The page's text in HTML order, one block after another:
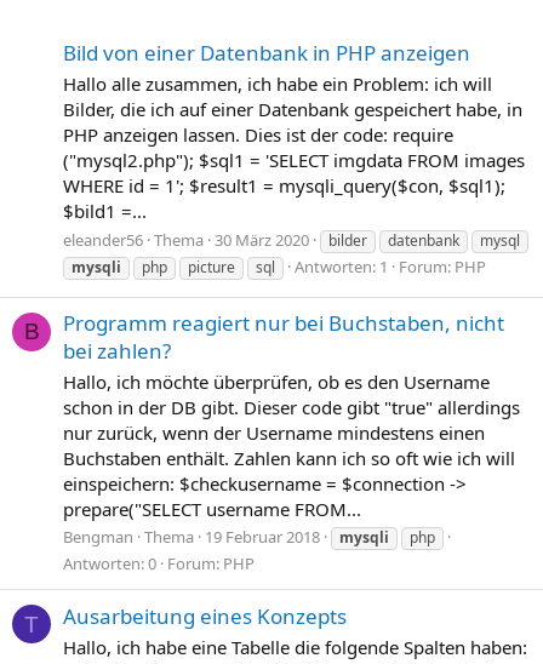
Bild von einer Datenbank in PHP anzeigen
Hallo alle zusammen, ich habe ein Problem: ich will
Bilder, die ich auf einer Datenbank gespeichert habe, in
PHP anzeigen lassen. Dies ist der code: require
("mysql2.php"); $sql1 = 'SELECT imgdata FROM images
WHERE id = 1'; $result1 = mysqli_query($con, $sql1);
$bild1 =...
eleander56 Thema 30 März 2020 bilder datenbank
mysql
mysqli
php picture sql Antworten: 1 Forum: PHP
B
Programm reagiert nur bei Buchstaben, nicht
bei zahlen?
Hallo, ich möchte überprüfen, ob es den Username
schon in der DB gibt. Dieser code gibt "true" allerdings
nur zurück, wenn der Username mindestens einen
Buchstaben enthält. Zahlen kann ich so oft wie ich will
einspeichern: $checkusername = $connection ->
prepare("SELECT username FROM...
Bengman Thema 19 Februar 2018 mysqli php
Antworten: 0 Forum: PHP
T Ausarbeitung eines Konzepts
Hallo, ich habe eine Tabelle die folgende Spalten haben: